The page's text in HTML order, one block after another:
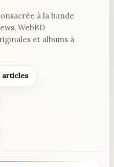
à la bande
WebBD
et albums à
articles